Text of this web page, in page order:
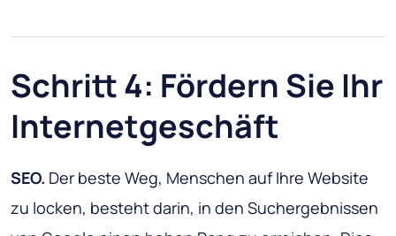
Schritt 4: Fördern Sie Ihr
Internetgeschäft
SEO. Der beste Weg, Menschen auf Ihre Website
zu locken, besteht darin, in den Suchergebnissen